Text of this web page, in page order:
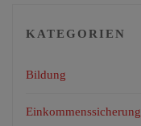
KATEGORIEN
Bildung
Einkommenssicherung